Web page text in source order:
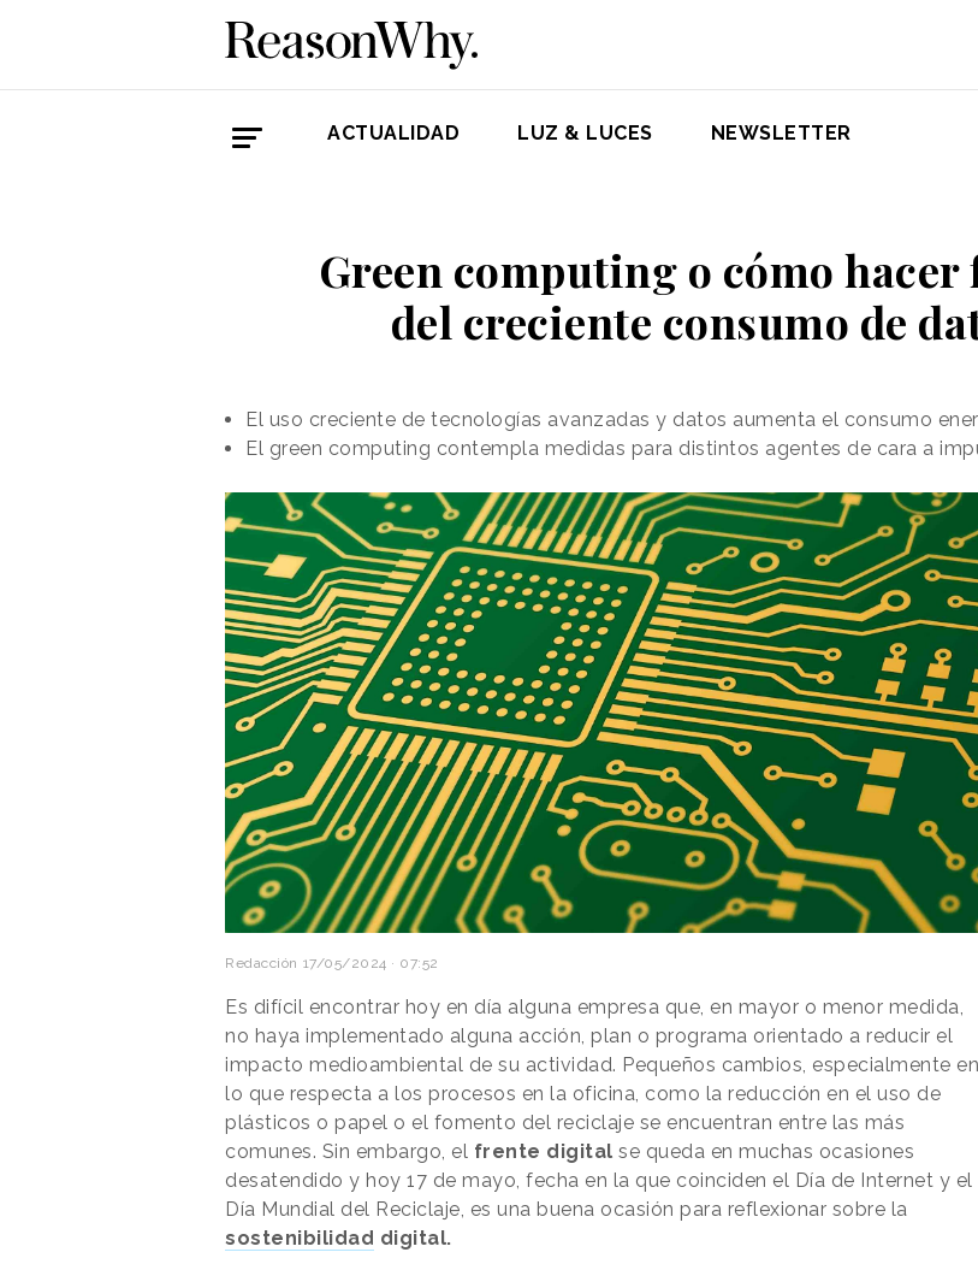
ACTUALIDAD LUZ & LUCES NEWSLETTER
Green computing o cómo
del creciente consumo de
El uso creciente de tecnologías avanzadas y datos aumenta el consumo
El green computing contempla medidas para distintos agentes de cara a
Redacción 17/05/2024 · 07:52
Es difícil encontrar hoy en día alguna empresa que, en mayor o menor medida,
no haya implementado alguna acción, plan o programa orientado a reducir el
impacto medioambiental de su actividad. Pequeños cambios, especialmente en
lo que respecta a los procesos en la oficina, como la reducción en el uso de
plásticos o papel o el fomento del reciclaje se encuentran entre las más
comunes. Sin embargo, el frente digital se queda en muchas ocasiones
desatendido y hoy 17 de mayo, fecha en la que coinciden el Día de Internet y el
Día Mundial del Reciclaje, es una buena ocasión para reflexionar sobre la
sostenibilidad digital.